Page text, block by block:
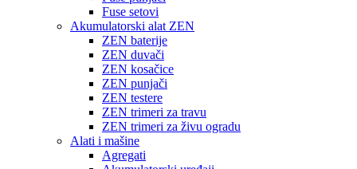
Fuse setovi
Akumulatorski alat ZEN
ZEN baterije
ZEN duvači
ZEN kosačice
ZEN punjači
ZEN testere
ZEN trimeri za travu
ZEN trimeri za živu ogradu
Alati i mašine
Agregati